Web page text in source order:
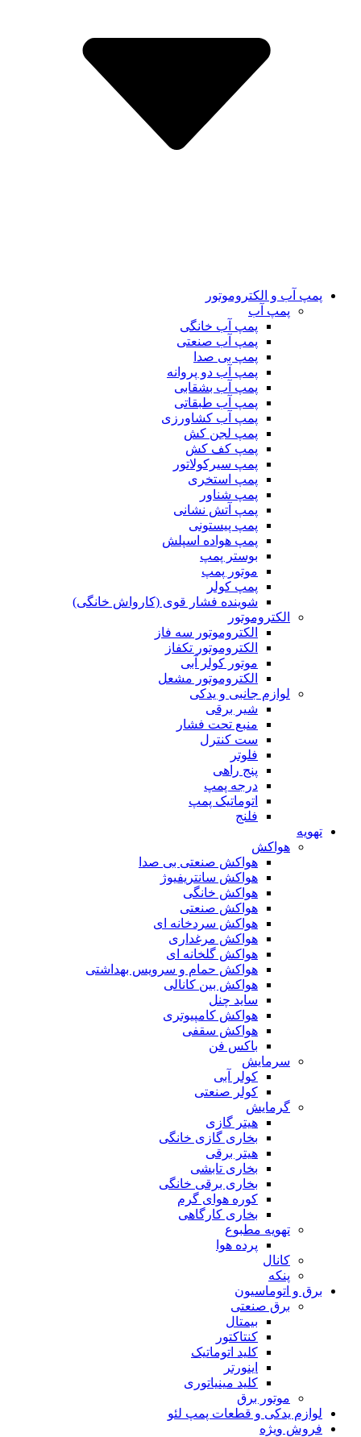
پمپ آب و الکتروموتور
پمپ آب
پمپ آب خانگی
پمپ آب صنعتی
پمپ بی صدا
پمپ آب دو پروانه
پمپ آب بشقابی
پمپ آب طبقاتی
پمپ آب کشاورزی
پمپ لجن کش
پمپ کف کش
پمپ سیرکولاتور
پمپ استخری
پمپ شناور
پمپ آتش نشانی
پمپ پیستونی
پمپ هواده اسپلش
بوستر پمپ
موتور پمپ
پمپ کولر
شوینده فشار قوی (کارواش خانگی)
الکتروموتور
الکتروموتور سه فاز
الکتروموتور تکفاز
موتور کولر آبی
الکتروموتور مشعل
لوازم جانبی و یدکی
شیر برقی
منبع تحت فشار
ست کنترل
فلوتر
پنج راهی
درجه پمپ
اتوماتیک پمپ
فلنج
تهویه
هواکش
هواکش صنعتی بی صدا
هواکش سانتریفیوژ
هواکش خانگی
هواکش صنعتی
هواکش سردخانه ای
هواکش مرغداری
هواکش گلخانه ای
هواکش حمام و سرویس بهداشتی
هواکش بین کانالی
ساید چنل
هواکش کامپیوتری
هواکش سقفی
باکس فن
سرمایش
کولر آبی
کولر صنعتی
گرمایش
هیتر گازی
بخاری گازی خانگی
هیتر برقی
بخاری تابشی
بخاری برقی خانگی
کوره هوای گرم
بخاری کارگاهی
تهویه مطبوع
پرده هوا
کانال
پنکه
برق و اتوماسیون
برق صنعتی
بیمتال
کنتاکتور
کلید اتوماتیک
اینورتر
کلید مینیاتوری
موتور برق
لوازم یدکی و قطعات پمپ لئو
فروش ویژه